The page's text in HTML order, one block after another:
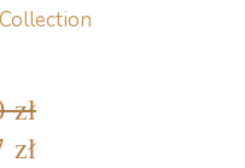
zł
zł